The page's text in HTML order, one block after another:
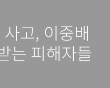
고, 이중배
는 피해자들